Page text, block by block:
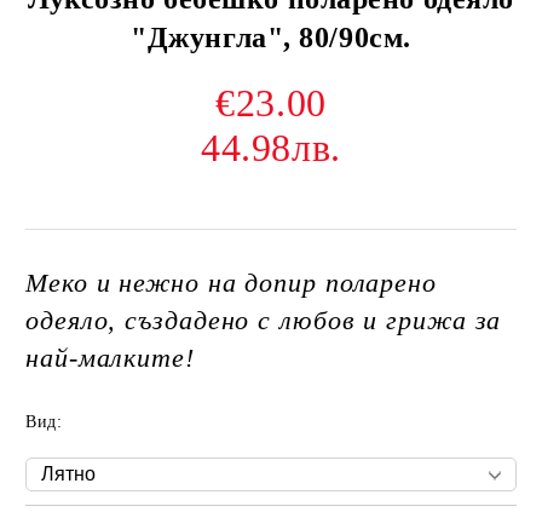
"Джунгла", 80/90см.
€23.00
44.98лв.
Меко и нежно на допир поларено
одеяло, създадено с любов и грижа за
най-малките!
Вид: